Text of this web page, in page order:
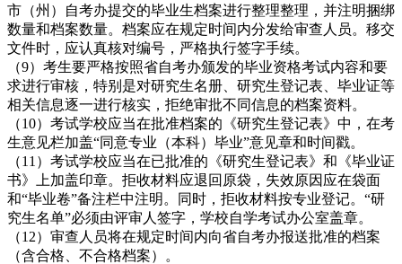
市（州）自考办提交的毕业生档案进行整理整理，并注明捆绑
数量和档案数量。档案应在规定时间内分发给审查人员。移交
文件时，应认真核对编号，严格执行签字手续。
（9）考生要严格按照省自考办颁发的毕业资格考试内容和要
求进行审核，特别是对研究生名册、研究生登记表、毕业证等
相关信息逐一进行核实，拒绝审批不同信息的档案资料。
（10）考试学校应当在批准档案的《研究生登记表》中，在考
生意见栏加盖“同意专业（本科）毕业”意见章和时间戳。
（11）考试学校应当在已批准的《研究生登记表》和《毕业证
书》上加盖印章。拒收材料应退回原袋，失效原因应在袋面
和“毕业卷”备注栏中注明。同时，拒收材料按专业登记。“研
究生名单”必须由评审人签字，学校自学考试办公室盖章。
（12）审查人员将在规定时间内向省自考办报送批准的档案
（含合格、不合格档案）。